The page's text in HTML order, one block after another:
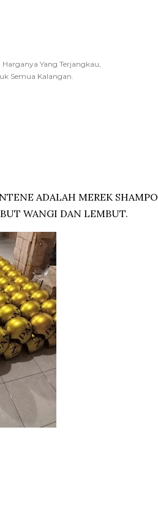
Yang Terjangkau,
Semua Kalangan.
ADALAH MEREK SHAMPO
WANGI DAN LEMBUT.